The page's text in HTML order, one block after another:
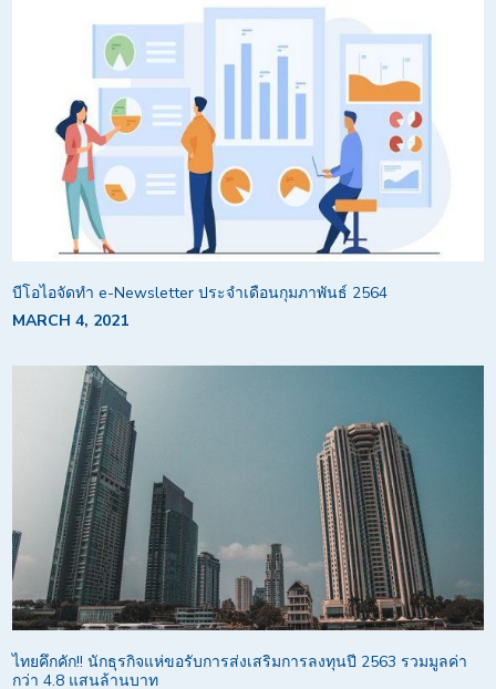
บีโอไอจัดทำ e-Newsletter ประจำเดือนกุมภาพันธ์ 2564
MARCH 4, 2021
ไทยคึกคัก!! นักธุรกิจแห่ขอรับการส่งเสริมการลงทุนปี 2563 รวมมูลค่า
กว่า 4.8 แสนล้านบาท